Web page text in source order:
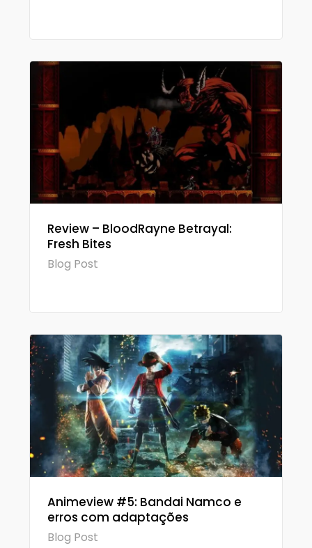
Review – BloodRayne Betrayal:
Fresh Bites
Blog Post
Animeview #5: Bandai Namco e
erros com adaptações
Blog Post